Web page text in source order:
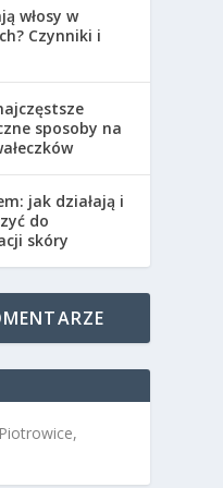
włosy w
Czynniki i
sposoby na
jak działają i
do
skóry